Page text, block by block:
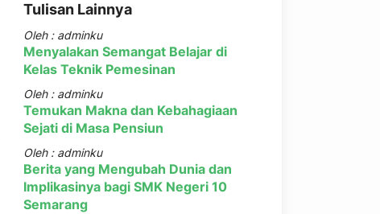
Tulisan Lainnya
Oleh : adminku
Menyalakan Semangat Belajar di
Kelas Teknik Pemesinan
Oleh : adminku
Temukan Makna dan Kebahagiaan
Sejati di Masa Pensiun
Oleh : adminku
Berita yang Mengubah Dunia dan
Implikasinya bagi SMK Negeri 10
Semarang